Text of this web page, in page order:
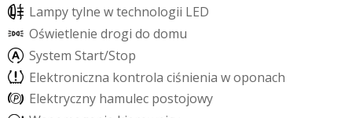
Lampytylne wtechnologii LED
Oświetlenie drogi do domu
System Start/Stop
Elektroniczna kontrola ciśnienia woponach
Elektryczny hamulec postojowy